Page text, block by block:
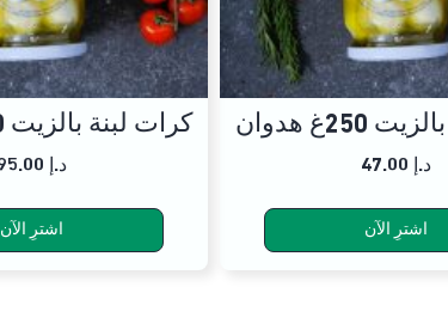
هدوان
47.00 د.إ
اشترِ الآن
كرات لبنة بالزيت 600غ هدوان
95.00 د.إ
اشترِ الآن